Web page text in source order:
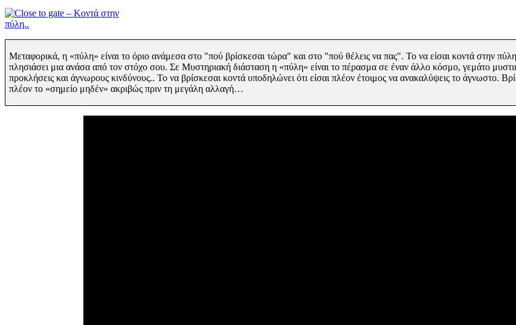
Μεταφορικά, η «πύλη» είναι το όριο ανάμεσα στο "πού βρίσκεσαι τώρα" και στο "πού θέλεις να πας". Το να είσαι κοντά στην πύλη
πλησιάσει μια ανάσα από τον στόχο σου. Σε Μυστηριακή διάσταση η «πύλη» είναι το πέρασμα σε έναν άλλο κόσμο, γεμάτο
προκλήσεις και άγνωρους κινδύνους.. Το να βρίσκεσαι κοντά υποδηλώνει ότι είσαι πλέον έτοιμος να ανακαλύψεις το άγνωστο.
πλέον το «σημείο μηδέν» ακριβώς πριν τη μεγάλη αλλαγή…